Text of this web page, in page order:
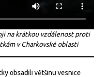
na krátkou vzdálenost proti
v Charkovské oblasti
obsadili většinu vesnice